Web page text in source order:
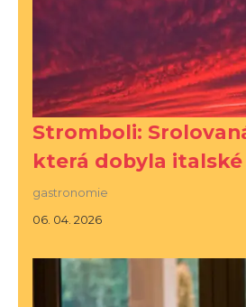
Stromboli:
která dobyla
gastronomie
06. 04. 2026